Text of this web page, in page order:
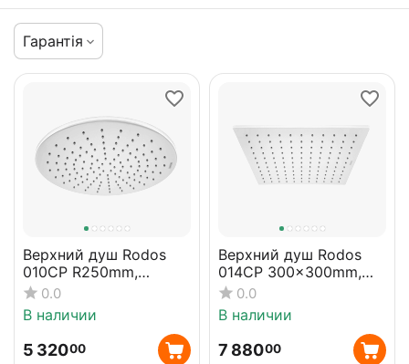
Гарантія
Верхний душ Rodos
010CP R250mm,
круглый
0.0
В наличии
5 32000
​Верхний душ Rodos
014CP 300x300mm,
квадратный
0.0
В наличии
7 88000